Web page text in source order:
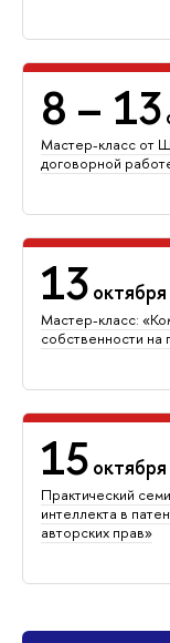
8 – 13
Мастер-класс от
договорной
13 октября
Мастер-класс:
собственности
15 октября
Практический
интеллекта в
авторских прав»